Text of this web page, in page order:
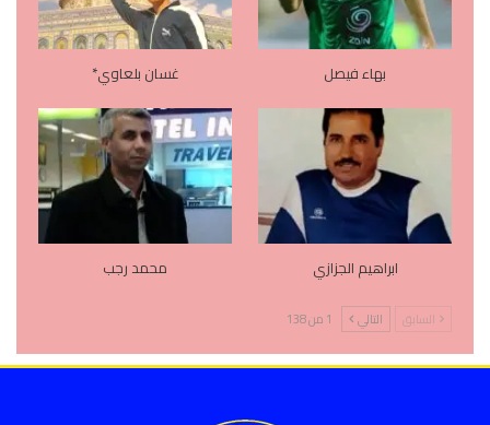
بهاء فيصل غسان بلعاوي*
ابراهيم الجزازي محمد رجب
السابق التالي 1 من 138